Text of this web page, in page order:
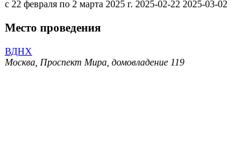
с 22 февраля по 2 марта 2025 г. 2025-02-22 2025-03-02
Место проведения
ВДНХ
Москва, Проспект Мира, домовладение 119